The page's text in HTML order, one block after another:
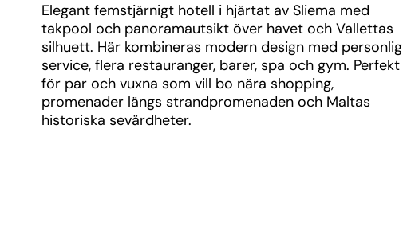
Elegant femstjärnigt hotell i hjärtat av Sliema med
takpool och panoramautsikt över havet och Vallettas
silhuett. Här kombineras modern design med personlig
service, flera restauranger, barer, spa och gym. Perfekt
för par och vuxna som vill bo nära shopping,
promenader längs strandpromenaden och Maltas
historiska sevärdheter.